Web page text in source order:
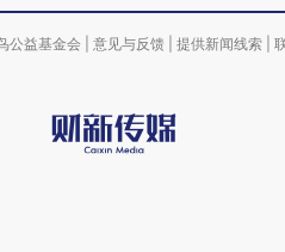
公益基金会 意见与反馈 提供新闻线索